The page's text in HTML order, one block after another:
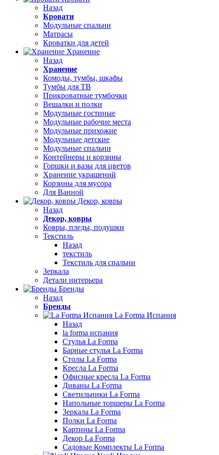
Назад
Кровати
Модульные спальни
Матрасы
Кроватки для детей
Хранение
Назад
Хранение
Комоды, тумбы, шкафы
Тумбы для ТВ
Прикроватные тумбочки
Вешалки и полки
Модульные гостиные
Модульные рабочие места
Модульные прихожие
Модульные детские
Модульные спальни
Контейнеры и корзины
Горшки и вазы для цветов
Хранение украшений
Корзины для мусора
Для Ванной
Декор, ковры
Назад
Декор, ковры
Ковры, пледы, подушки
Текстиль
Назад
текстиль
Текстиль для спальни
Зеркала
Детали интерьера
Бренды
Назад
Бренды
La Forma Испания
Назад
la forma испания
Стулья La Forma
Барные стулья La Forma
Столы La Forma
Кресла La Forma
Офисные кресла La Forma
Диваны La Forma
Светильники La Forma
Напольные торшеры La Forma
Зеркала La Forma
Полки La Forma
Картины La Forma
Декор La Forma
Садовые Комплекты La Forma